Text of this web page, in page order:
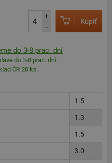
+
–
Kúpiť
do 3-8 prac. dní
do 3-8 prac. dní.
ČR 20 ks.
1.5
1.3
1.5
3.0